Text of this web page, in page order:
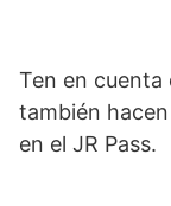
Ten en cuenta
también
en el JR Pass.